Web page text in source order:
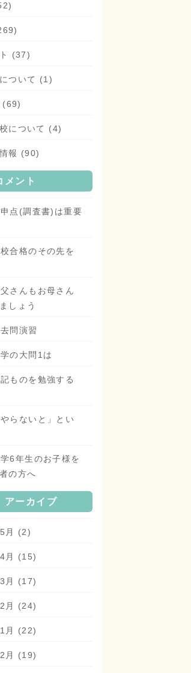
(37)
ついて (1)
(69)
について (4)
報 (90)
メント
点(調査書)は重要
合格のその先を
さんもお母さん
しょう
問演習
の大問1は
ものを勉強する
らないと」とい
6年生のお子様を
の方へ
ーカイブ
月 (2)
月 (15)
月 (17)
月 (24)
月 (22)
月 (19)